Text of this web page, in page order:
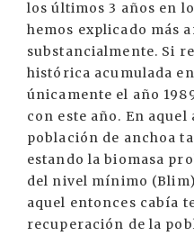
los últimos 3 años en
hemos explicado más
substancialmente. Si
histórica acumulada
únicamente el año
con este año. En aquel
población de anchoa
estando la biomasa
del nivel mínimo
aquel entonces cabía
recuperación de la